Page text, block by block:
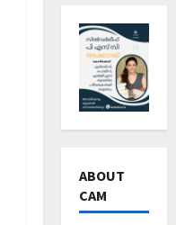
ABOUT
CAM